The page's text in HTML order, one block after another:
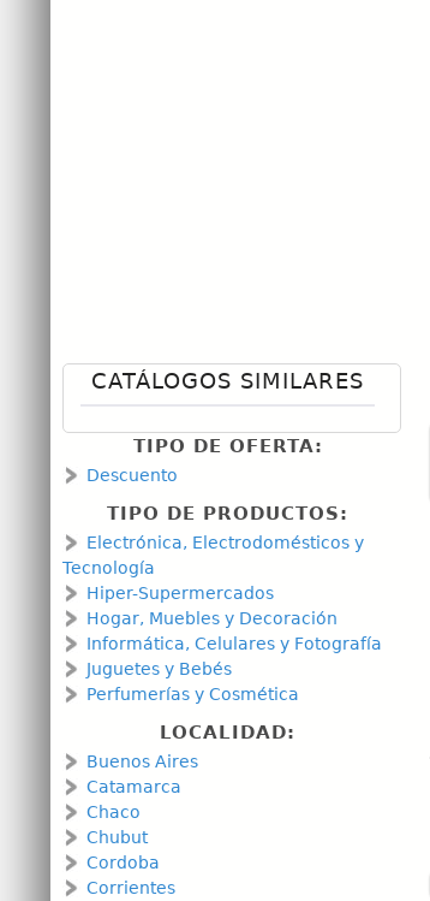
CATÁLOGOS SIMILARES
TIPO DE OFERTA:
Descuento
TIPO DE PRODUCTOS:
Electrónica, Electrodomésticos y
Tecnología
Hiper-Supermercados
Hogar, Muebles y Decoración
Informática, Celulares y Fotografía
Juguetes y Bebés
Perfumerías y Cosmética
LOCALIDAD:
Buenos Aires
Catamarca
Chaco
Chubut
Cordoba
Corrientes